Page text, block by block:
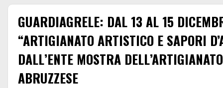
GUARDIAGRELE: DAL 13 AL 15
“ARTIGIANATO ARTISTICO E SAPORI
DALL’ENTE MOSTRA
ABRUZZESE